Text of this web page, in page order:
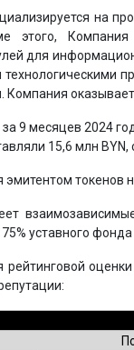
на
этого,
для
технологическими
Компания
9 месяцев 2024
15,6 млн BYN,
эмитентом токенов
уставного
рейтинговой